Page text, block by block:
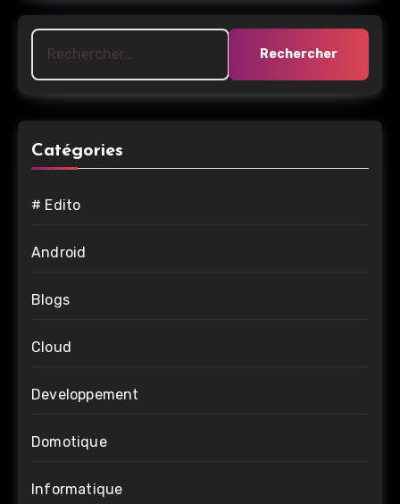
Rechercher :
Catégories
# Edito
Android
Blogs
Cloud
Developpement
Domotique
Informatique